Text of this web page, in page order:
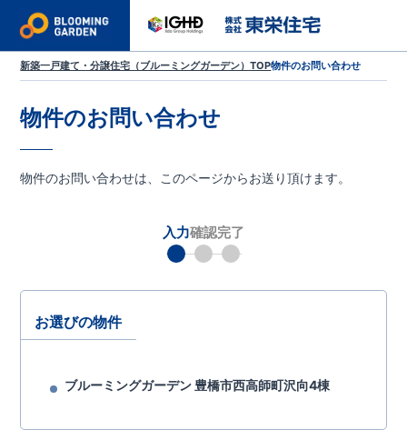
新築一戸建て・分譲住宅（ブルーミングガーデン）TOP物件のお問い合わせ
物件のお問い合わせ
物件のお問い合わせは、このページからお送り頂けます。
お選びの物件
ブルーミングガーデン 豊橋市西高師町沢向4棟
入力確認完了